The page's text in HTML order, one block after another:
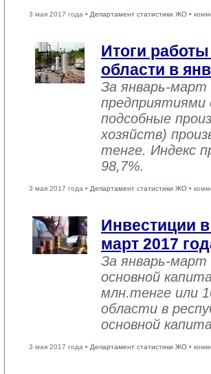
3 мая 2017 года • Департамент статистики ЖО •
Итоги
области в
За январь-
предприятиями
подсобные
хозяйств)
тенге. Индекс
98,7%.
3 мая 2017 года • Департамент статистики ЖО •
Инвестиции
март 2017
За январь-март
основной
млн.тенге или
области в
основной
3 мая 2017 года • Департамент статистики ЖО •